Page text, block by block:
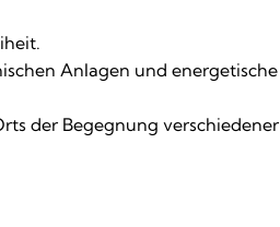
Anlagen und energetische
der Begegnung verschiedener